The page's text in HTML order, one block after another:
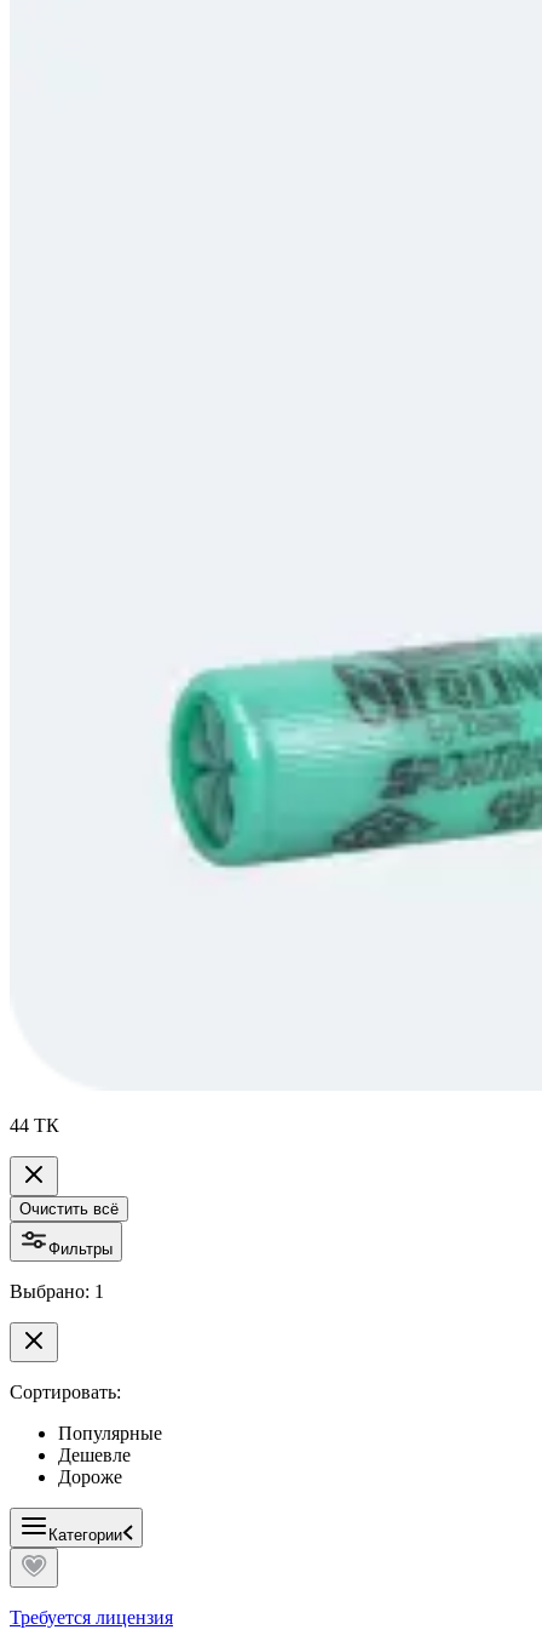
44 ТК
Очистить всё
Фильтры
Выбрано: 1
Сортировать:
Популярные
Дешевле
Дороже
Категории
Требуется лицензия